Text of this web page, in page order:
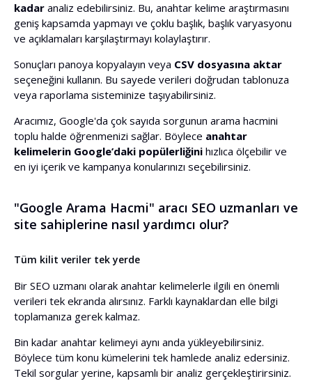
kadar analiz edebilirsiniz. Bu, anahtar kelime araştırmasını
geniş kapsamda yapmayı ve çoklu başlık, başlık varyasyonu
ve açıklamaları karşılaştırmayı kolaylaştırır.
Sonuçları panoya kopyalayın veya CSV dosyasına aktar
seçeneğini kullanın. Bu sayede verileri doğrudan tablonuza
veya raporlama sisteminize taşıyabilirsiniz.
Aracımız, Google'da çok sayıda sorgunun arama hacmini
toplu halde öğrenmenizi sağlar. Böylece anahtar
kelimelerin Google’daki popülerliğini hızlıca ölçebilir ve
en iyi içerik ve kampanya konularınızı seçebilirsiniz.
"Google Arama Hacmi" aracı SEO uzmanları ve
site sahiplerine nasıl yardımcı olur?
Tüm kilit veriler tek yerde
Bir SEO uzmanı olarak anahtar kelimelerle ilgili en önemli
verileri tek ekranda alırsınız. Farklı kaynaklardan elle bilgi
toplamanıza gerek kalmaz.
Bin kadar anahtar kelimeyi aynı anda yükleyebilirsiniz.
Böylece tüm konu kümelerini tek hamlede analiz edersiniz.
Tekil sorgular yerine, kapsamlı bir analiz gerçekleştirirsiniz.